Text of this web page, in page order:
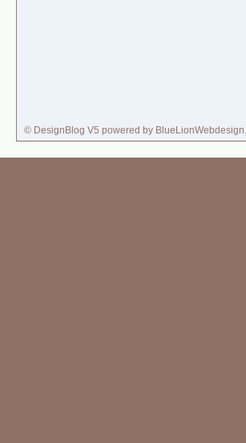
© DesignBlog V5 powered by